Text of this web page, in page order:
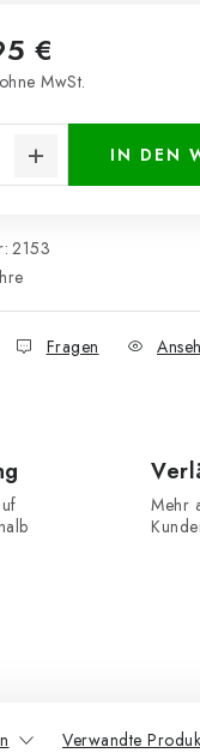
€
MwSt.
IN DEN
2153
Fragen
Mehr
Verwandte